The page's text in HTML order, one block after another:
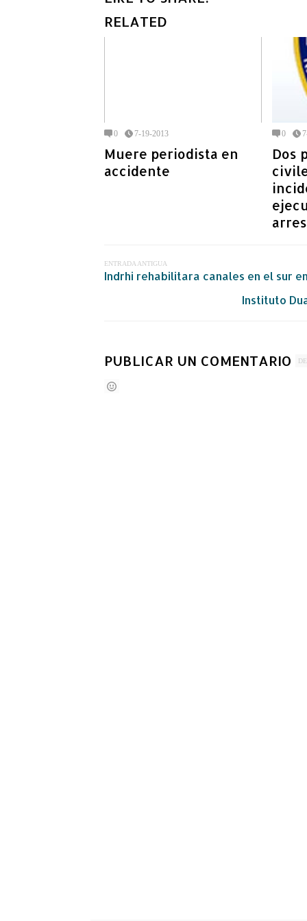
RELATED
0 7-19-2013
Muere periodista en
accidente
0
Dos
ENTRADA ANTIGUA
Indrhi rehabilitara canales en el sur
Instituto
PUBLICAR UN COMENTARIO